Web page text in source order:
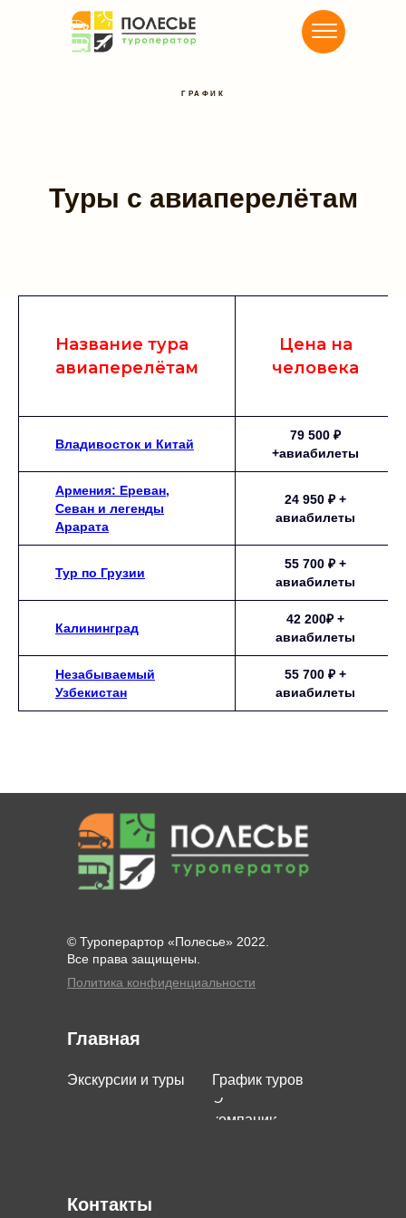
ГРАФИК
Туры с авиаперелётам
Название тура
авиаперелётам
Цена на
человека
Владивосток и Китай
79 500 ₽
+авиабилеты
Армения: Ереван,
Севан и легенды
Арарата
24 950 ₽ +
авиабилеты
Тур по Грузии
55 700 ₽ +
авиабилеты
Калининград
42 200₽ +
авиабилеты
Незабываемый
Узбекистан
55 700 ₽ +
авиабилеты
© Туроперартор «Полесье» 2022.
Все права защищены.
Контакты
Главная
Экскурсии и туры
График туров
О
компании
Политика конфиденциальности